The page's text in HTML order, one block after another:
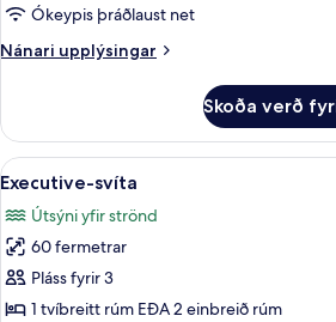
Ókeypis þráðlaust net
Nánari upplýsingar
Nánari
Skoða verð
Skoða
allar
myndir
fyrir
Executive-
svíta
5
Executive-svíta
Útsýni yfir strönd
60 fermetrar
Pláss fyrir 3
1 tvíbreitt rúm EÐA 2 einbreið rúm